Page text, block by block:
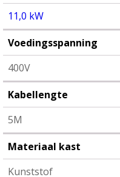
potmeter
ventilator
noodstop
aantal
11,0 kW
Voedingsspanning
400V
Kabellengte
5M
Materiaal kast
Kunststof